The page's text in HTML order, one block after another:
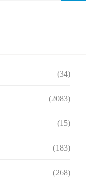
(34)
(2083)
(15)
(183)
(268)